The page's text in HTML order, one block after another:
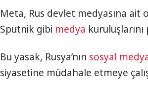
Meta, Rus devlet medyasına ait
Sputnik gibi medya
Bu yasak, Rusya’nın sosyal
siyasetine müdahale etmeye